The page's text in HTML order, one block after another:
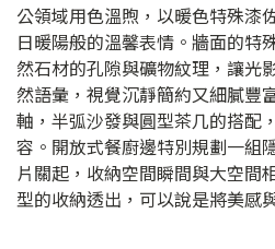
公領域用色溫煦，以暖色特殊漆
日暖陽般的溫馨表情。牆面的特
然石材的孔隙與礦物紋理，讓光
然語彙，視覺沉靜簡約又細膩豐
軸，半弧沙發與圓型茶几的搭配
容。開放式餐廚邊特別規劃一組
片關起，收納空間瞬間與大空間
型的收納透出，可以說是將美感